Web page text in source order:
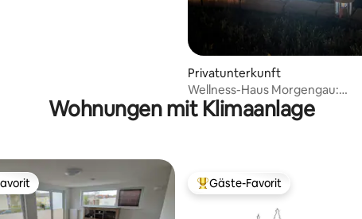
Privatunterkunft
Wellness-Haus Morgengau:
Sauna&Wirlpool, Thür.Wald
Wohnungen mit Klimaanlage
Beliebter Gäste-Favorit.
Gäste-Favorit